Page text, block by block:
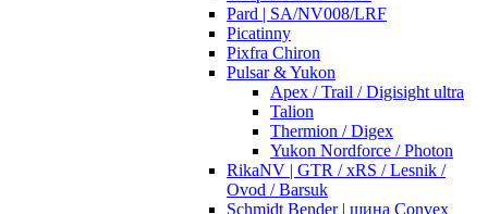
Pard | SA/NV008/LRF
Picatinny
Pixfra Chiron
Pulsar & Yukon
Apex / Trail / Digisight ultra
Talion
Thermion / Digex
Yukon Nordforce / Photon
RikaNV | GTR / xRS / Lesnik /
Ovod / Barsuk
Schmidt Bender | шина Convex